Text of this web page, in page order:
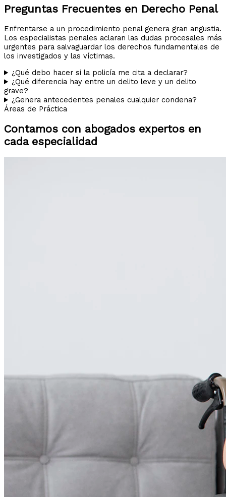
Preguntas Frecuentes en Derecho Penal
Enfrentarse a un procedimiento penal genera gran angustia.
Los especialistas penales aclaran las dudas procesales más
urgentes para salvaguardar los derechos fundamentales de
los investigados y las víctimas.
¿Qué debo hacer si la policía me cita a declarar?
¿Qué diferencia hay entre un delito leve y un delito
grave?
¿Genera antecedentes penales cualquier condena?
Áreas de Práctica
Contamos con abogados expertos en
cada especialidad